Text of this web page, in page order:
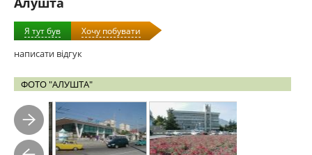
Я тут був Хочу побувати
написати відгук
ФОТО "АЛУШТА"